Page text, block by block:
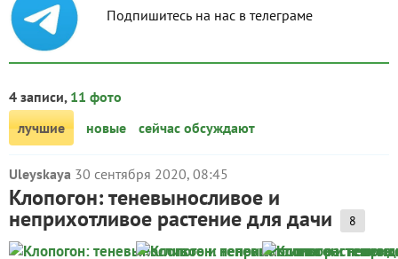
Подпишитесь на нас в телеграме
4 записи, 11 фото
лучшие
новые сейчас обсуждают
Uleyskaya 30 сентября 2020, 08:45
Клопогон: теневыносливое и
неприхотливое растение для дачи 8